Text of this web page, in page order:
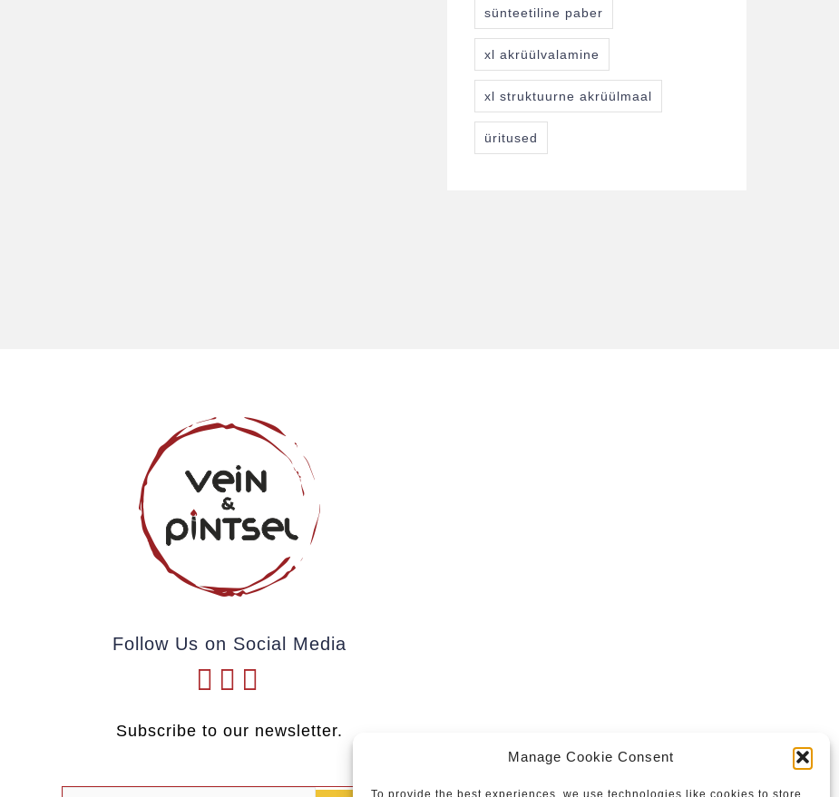
Manage Cookie Consent
To provide the best experiences, we use technologies like cookies to store
sünteetiline paber
xl akrüülvalamine
xl struktuurne akrüülmaal
üritused
Follow Us on Social Media
Subscribe to our newsletter.